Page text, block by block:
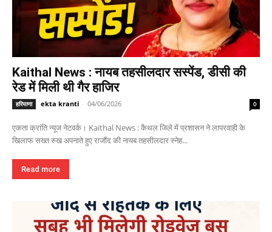
Kaithal News : नायब तहसीलदार सस्पेंड, डीसी की
रेड में मिली थी गैर हाजिर
हरियाणा ekta kranti - 04/06/2026 0
एकता क्रांति न्यूज नेटवर्क। Kaithal News : कैथल जिले में प्रशासन ने लापरवाही के
खिलाफ सख्त रुख अपनाते हुए राजौंद की नायब तहसीलदार स्नेह...
Read more